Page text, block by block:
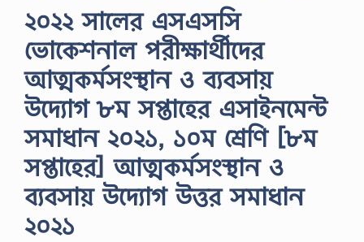
২০২২ সালের এসএসসি
ভোকেশনাল পরীক্ষার্থীদের
আত্মকর্মসংস্থান ও ব্যবসায়
উদ্যোগ ৮ম সপ্তাহের এসাইনমেন্ট
সমাধান ২০২১, ১০ম শ্রেণি [৮ম
সপ্তাহের] আত্মকর্মসংস্থান ও
ব্যবসায় উদ্যোগ উত্তর সমাধান
২০২১